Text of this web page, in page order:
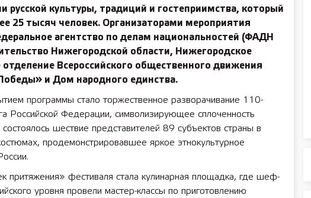
русской культуры, традиций и гостеприимства, который
25 тысяч человек. Организаторами мероприятия
агентство по делам национальностей (ФАДН
Нижегородской области, Нижегородское
отделение Всероссийского общественного движения
и Дом народного единства.
программы стало торжественное разворачивание 110-
Российской Федерации, символизирующее сплоченность
шествие представителей 89 субъектов страны в
продемонстрировавшее яркое этнокультурное
притяжения» фестиваля стала кулинарная площадка, где шеф-
уровня провели мастер-классы по приготовлению